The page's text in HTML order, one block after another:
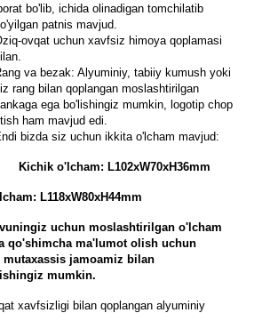
bo'lib, ichida olinadigan tomchilatib
patnis mavjud.
ovqat uchun xavfsiz himoya qoplamasi
va bezak: Alyuminiy, tabiiy kumush yoki
rang bilan qoplangan moslashtirilgan
ega bo'lishingiz mumkin, logotip chop
ham mavjud edi.
bizda siz uchun ikkita o'lcham mavjud:
Kichik o'lcham: L102xW70xH36mm
L118xW80xH44mm
uchun moslashtirilgan o'lcham
qo'shimcha ma'lumot olish uchun
jamoamiz bilan
mumkin.
xavfsizligi bilan qoplangan alyuminiy